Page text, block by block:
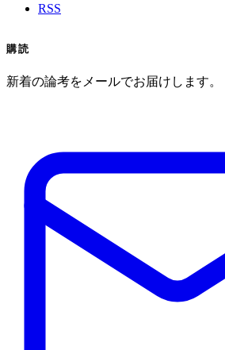
RSS
購読
新着の論考をメールでお届けします。